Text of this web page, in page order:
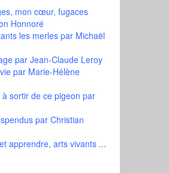
mon cœur, fugaces
Honnoré
les merlespar Michaël
par Jean-Claude Leroy
par Marie-Hélène
sortir de ce pigeon par
par Christian
apprendre, arts vivants ...